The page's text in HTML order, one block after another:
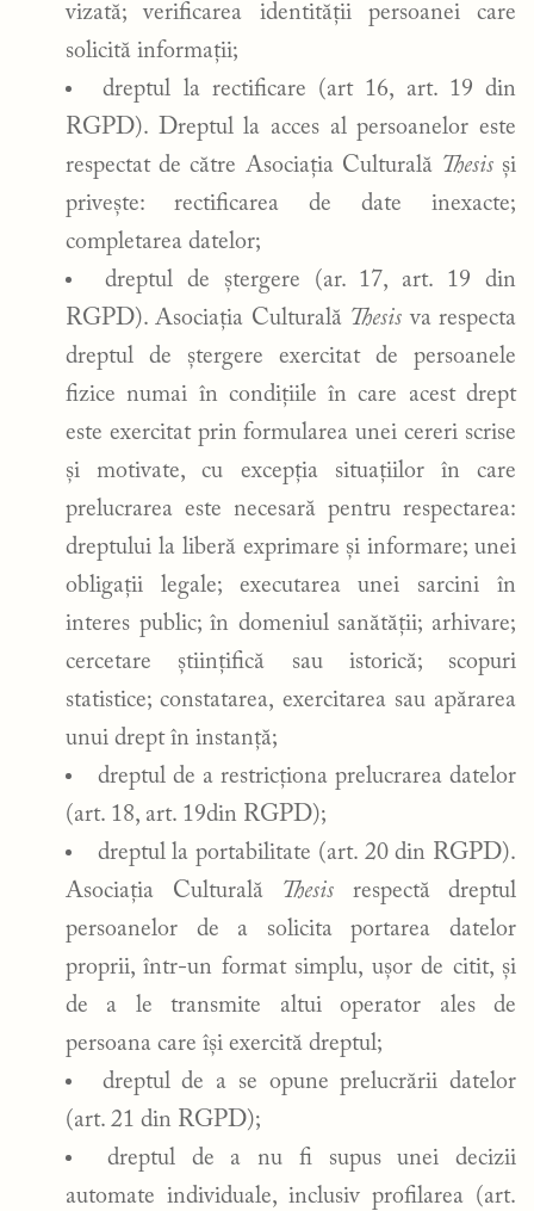
vizată; verificarea identității persoanei care
solicită informații;
dreptul la rectificare (art 16, art. 19 din
RGPD). Dreptul la acces al persoanelor este
respectat de către Asociația Culturală Thesisși
privește: rectificarea de date inexacte;
completarea datelor;
dreptul de ștergere (ar. 17, art. 19 din
RGPD). Asociația Culturală Thesis va respecta
dreptul de ștergere exercitat de persoanele
fizice numai în condițiile în care acest drept
este exercitat prin formularea unei cereri scrise
și motivate, cu excepția situațiilor în care
prelucrarea este necesară pentru respectarea:
dreptului la liberă exprimare și informare; unei
obligații legale; executarea unei sarcini în
interes public; în domeniul sanătății; arhivare;
cercetare științifică sau istorică; scopuri
statistice; constatarea, exercitarea sau apărarea
unui drept în instanță;
dreptul de a restricționa prelucrarea datelor
(art. 18, art. 19din RGPD);
dreptul la portabilitate (art. 20 din RGPD).
Asociația Culturală Thesis respectă dreptul
persoanelor de a solicita portarea datelor
proprii, într-un format simplu, ușor de citit, și
de a le transmite altui operator ales de
persoana care își exercită dreptul;
dreptul de a se opune prelucrării datelor
(art. 21 din RGPD);
dreptul de a nu fi supus unei decizii
automate individuale, inclusiv profilarea (art.